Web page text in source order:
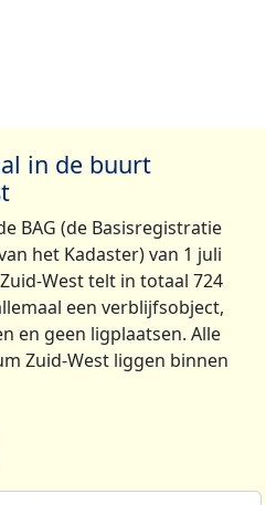
in de buurt
BAG (de Basisregistratie
het Kadaster) van 1 juli
West telt in totaal 724
een verblijfsobject,
en geen ligplaatsen. Alle
Zuid-West liggen binnen